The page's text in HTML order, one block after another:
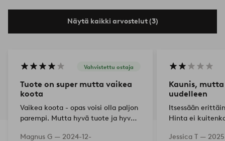
Näytä kaikki arvostelut (3)
Vahvistettu ostaja
Tuote on super mutta vaikea
koota
Vaikea koota - opas voisi olla paljon
parempi. Mutta hyvä tuote ja hyvä
Magnus G — 2024-12-
Kaunis,
uudelleen
Itsessään
Hinta ei
Jessica T —